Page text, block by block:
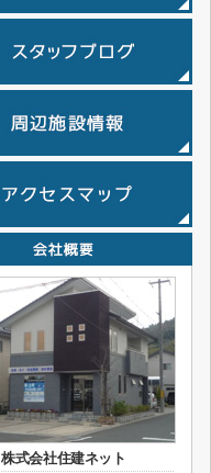
株式会社住建ネット